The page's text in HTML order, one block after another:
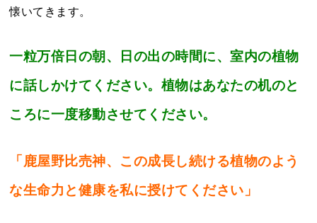
懐いてきます。
一粒万倍日の朝、日の出の時間に、室内の植物
に話しかけてください。植物はあなたの机のと
ころに一度移動させてください。
「鹿屋野比売神、この成長し続ける植物のよう
な生命力と健康を私に授けてください」